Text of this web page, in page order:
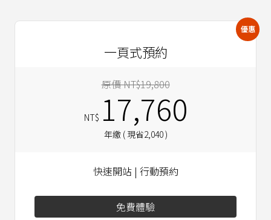
優惠
一頁式預約
原價 NT$19,800
NT$ 17,760
年繳 ( 現省2,040 )
快速開站 | 行動預約
免費體驗